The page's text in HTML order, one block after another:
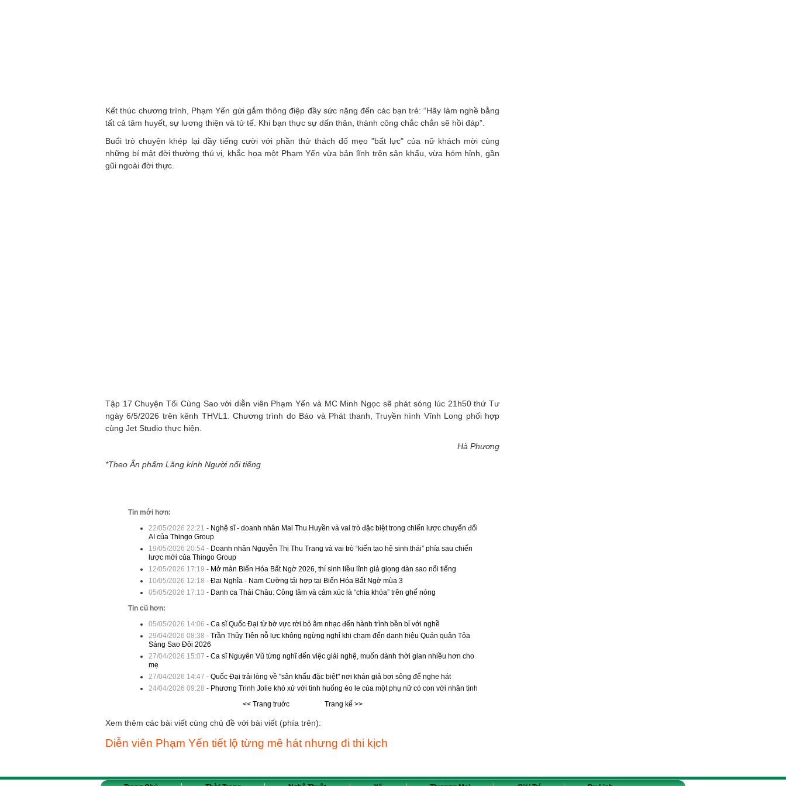
Kết thúc chương trình, Phạm Yến gửi gắm thông điệp đầy sức nặng đến các bạn trẻ: “Hãy làm nghề bằng
tất cả tâm huyết, sự lương thiện và tử tế. Khi bạn thực sự dấn thân, thành công chắc chắn sẽ hồi đáp”.
Buổi trò chuyện khép lại đầy tiếng cười với phần thử thách đố mẹo "bất lực" của nữ khách mời cùng
những bí mật đời thường thú vị, khắc họa một Phạm Yến vừa bản lĩnh trên sân khấu, vừa hóm hỉnh, gần
gũi ngoài đời thực.
Tập 17 Chuyện Tối Cùng Sao với diễn viên Phạm Yến và MC Minh Ngọc sẽ phát sóng lúc 21h50 thứ Tư
ngày 6/5/2026 trên kênh THVL1. Chương trình do Báo và Phát thanh, Truyền hình Vĩnh Long phối hợp
cùng Jet Studio thực hiện.
Hà Phương
*Theo Ấn phẩm Lăng kính Người nổi tiếng
Tin mới hơn:
22/05/2026 22:21 - Nghệ sĩ - doanh nhân Mai Thu Huyền và vai trò đặc biệt trong chiến lược chuyển đổi
AI của Thingo Group
19/05/2026 20:54- Doanh nhân Nguyễn Thị Thu Trang và vai trò “kiến tạo hệ sinh thái” phía sau chiến
lược mới của Thingo Group
12/05/2026 17:19 - Mở màn Biến Hóa Bất Ngờ 2026, thí sinh liều lĩnh giả giọng dàn sao nổi tiếng
10/05/2026 12:18 - Đại Nghĩa - Nam Cường tái hợp tại Biến Hóa Bất Ngờ mùa 3
05/05/2026 17:13 - Danh ca Thái Châu: Công tâm và cảm xúc là “chìa khóa” trên ghế nóng
Tin cũ hơn:
05/05/2026 14:06 - Ca sĩ Quốc Đại từ bờ vực rời bỏ âm nhạc đến hành trình bền bỉ với nghề
29/04/2026 08:38 - Trần Thủy Tiên nỗ lực không ngừng nghỉ khi chạm đến danh hiệu Quán quân Tỏa
Sáng Sao Đôi 2026
27/04/2026 15:07 - Ca sĩ Nguyên Vũ từng nghĩ đến việc giải nghệ, muốn dành thời gian nhiều hơn cho
mẹ
27/04/2026 14:47 - Quốc Đại trải lòng về "sân khấu đặc biệt" nơi khán giả bơi sông để nghe hát
24/04/2026 09:28 - Phương Trinh Jolie khó xử với tình huống éo le của một phụ nữ có con với nhân tình
<< Trang truớc
Trang kế >>
Xem thêm các bài viết cùng chủ đề với bài viết (phía trên):
Diễn viên Phạm Yến tiết lộ từng mê hát nhưng đi thi kịch